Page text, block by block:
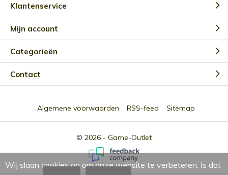
Klantenservice
Mijn account
Categorieën
Contact
© 2026 - Game-Outlet
Algemene voorwaarden RSS-feed Sitemap
Wij slaan cookies op om onze website te verbeteren. Is dat